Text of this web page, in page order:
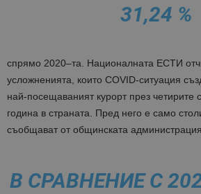
31,24 %
спрямо 2020–та. Националната ЕСТИ
усложненията, които COVID-ситуация
най-посещаваният курорт през четирите
година в страната. Пред него е само
съобщават от общинската
В СРАВНЕНИЕ С